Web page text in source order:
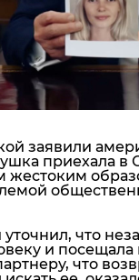
заявили
приехала
жестоким
что
и посещала
что